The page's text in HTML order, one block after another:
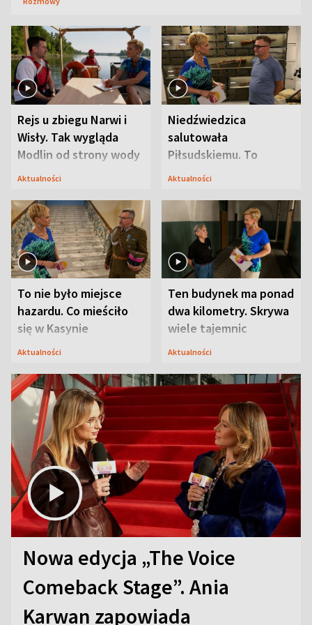
Rejs u zbiegu Narwi i
Wisły. Tak wygląda
Modlin od strony wody
Aktualności
Niedźwiedzica
salutowała
Piłsudskiemu. To
niejedyna tajemnica
Aktualności
To nie było miejsce
hazardu. Co mieściło
się w Kasynie
Oficerskim?
Aktualności
Ten budynek ma ponad
dwa kilometry. Skrywa
wiele tajemnic
Aktualności
Nowa edycja „The Voice
Comeback Stage”. Ania
Karwan zapowiada